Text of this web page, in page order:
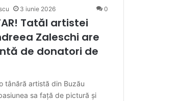
3 iunie 2026 0
Tatăl artistei
Zaleschi are
de donatori de
tânără artistă din Buzău
sa față de pictură și